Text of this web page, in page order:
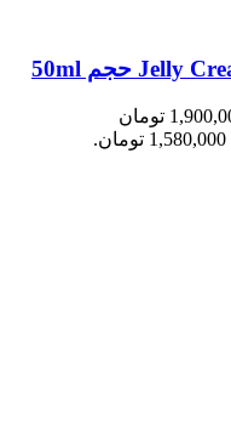
قیمت اصلی: 1,900,000 تومان